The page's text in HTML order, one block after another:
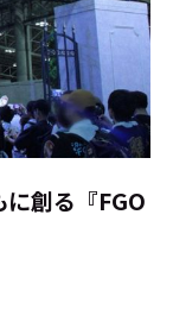
に創る『FGO